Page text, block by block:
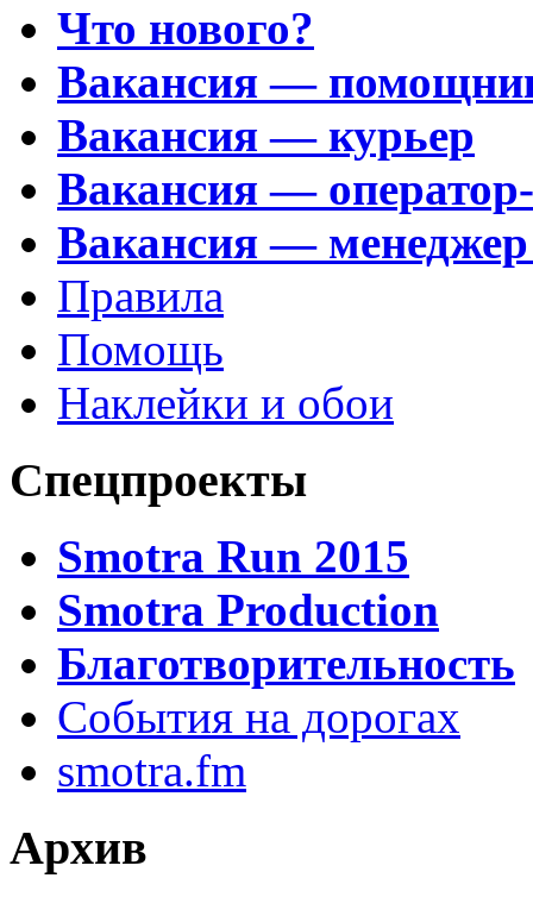
Что нового?
Вакансия —
Вакансия — курьер
Вакансия —
Вакансия —
Правила
Помощь
Наклейки и обои
Спецпроекты
Smotra Run 2015
Smotra Production
Благотворительность
События на дорогах
smotra.fm
Архив